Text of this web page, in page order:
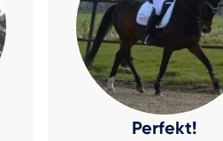
Perfekt!